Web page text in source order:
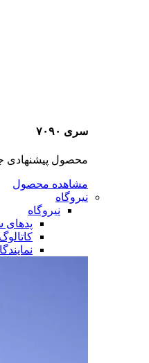
سری ۷۰۹۰
محصول پیشنهادی
مشاهده محصول
نیروگاه
نیروگاه
پدهای